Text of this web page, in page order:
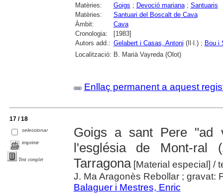
Matèries: Goigs ; Devoció mariana; Santuaris
Matèries:
Santuari del Boscalt de Cava
Àmbit:
Cava
Cronologia:
[1983]
Autors add.: Gelabert i Casas, Antoni (Il·l.) ; Bou i
Localització: B. Marià Vayreda (Olot)
Enllaç permanent a aquest
17 / 18
seleccionar
imprimir
Text complet
Goigs a sant Pere "ad
l'església de Mont-ral
Tarragona[Material especial] /
J. Ma Aragonès Rebollar ; gravat:
Balaguer i Mestres, Enric